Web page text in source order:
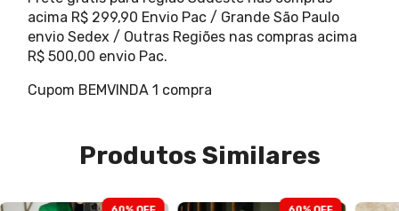
acima R$ 299,90 Envio Pac / Grande São Paulo
envio Sedex / Outras Regiões nas compras acima
R$ 500,00 envio Pac.
Cupom BEMVINDA 1 compra
Produtos Similares